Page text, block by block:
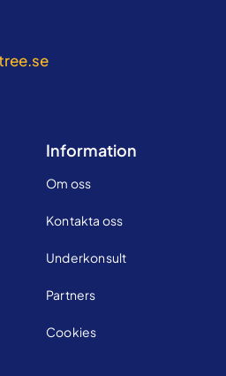
Information
Om oss
Kontakta oss
Underkonsult
Partners
Cookies